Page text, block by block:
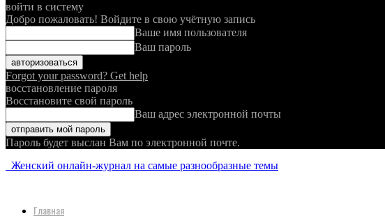
войти в систему
Добро пожаловать! Войдите в свою учётную запись
Ваше имя пользователя
Ваш пароль
Forgot your password? Get help
восстановление пароля
Восстановите свой пароль
Ваш адрес электронной почты
Пароль будет выслан Вам по электронной почте.
Женский онлайн-журнал на самые разнообразные темы
Главная